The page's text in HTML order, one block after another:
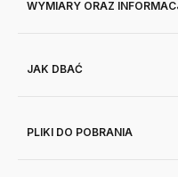
WYMIARY ORAZ
JAK DBAĆ
PLIKI DO POBRANIA